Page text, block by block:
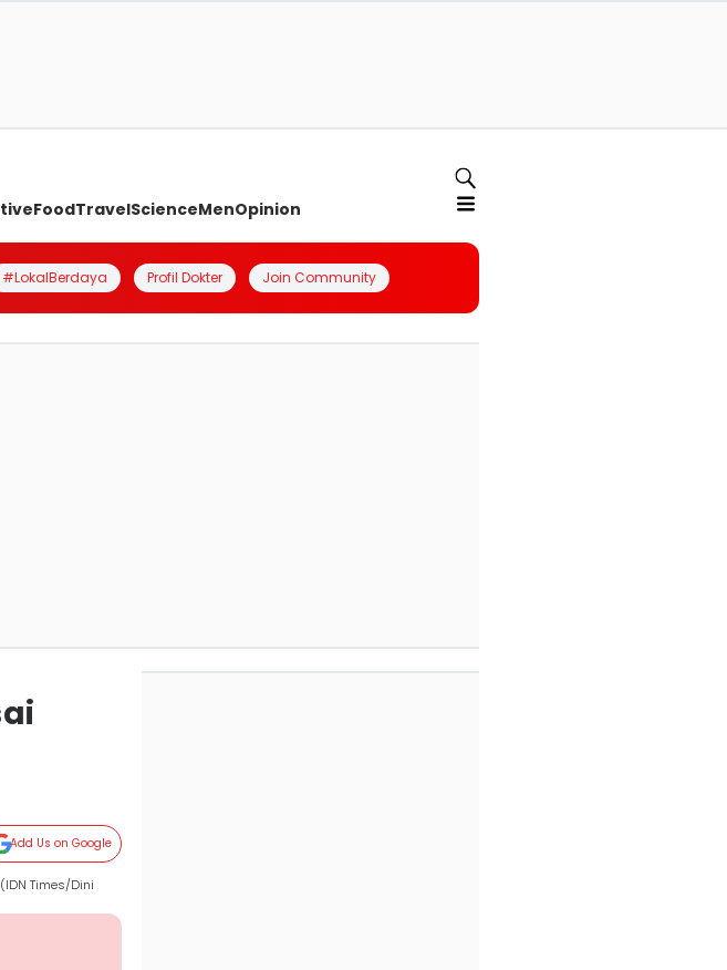
FoodTravelScienceMenOpinion
#LokalBerdaya Profil Dokter Join Community
Add Us on Google
Times/Dini